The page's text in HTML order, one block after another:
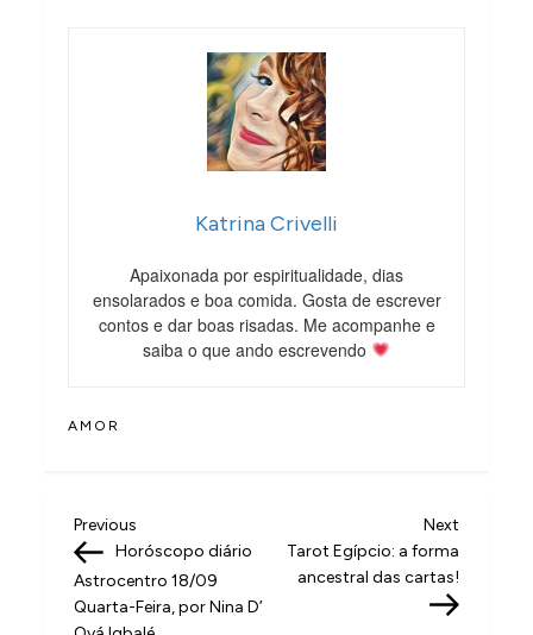
Katrina Crivelli
Apaixonada por espiritualidade, dias
ensolarados e boa comida. Gosta de escrever
contos e dar boas risadas. Me acompanhe e
saiba o que ando escrevendo
AMOR
N
a
v
Previous
Post
Previous
Horóscopo diário
Astrocentro 18/09
Quarta-Feira, por Nina D’
Next
Post
Next
Tarot Egípcio: a forma
ancestral das cartas!